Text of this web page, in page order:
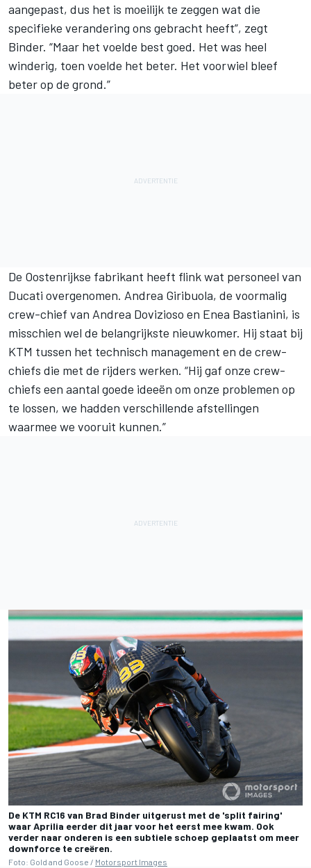
aangepast, dus het is moeilijk te zeggen wat die
specifieke verandering ons gebracht heeft”, zegt
Binder. “Maar het voelde best goed. Het was heel
winderig, toen voelde het beter. Het voorwiel bleef
beter op de grond.”
De Oostenrijkse fabrikant heeft flink wat personeel van
Ducati overgenomen. Andrea Giribuola, de voormalig
crew-chief van Andrea Dovizioso en Enea Bastianini, is
misschien wel de belangrijkste nieuwkomer. Hij staat bij
KTM tussen het technisch management en de crew-
chiefs die met de rijders werken. “Hij gaf onze crew-
chiefs een aantal goede ideeën om onze problemen op
te lossen, we hadden verschillende afstellingen
waarmee we vooruit kunnen.”
De KTM RC16 van Brad Binder uitgerust met de 'split fairing'
waar Aprilia eerder dit jaar voor het eerst mee kwam. Ook
verder naar onderen is een subtiele schoep geplaatst om meer
downforce te creëren.
Foto: Gold and Goose / Motorsport Images